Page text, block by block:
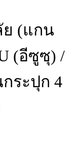
ย (แกน
(อีซูซุ) /
ระปุก 4